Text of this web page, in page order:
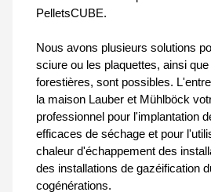
PelletsCUBE.
Nous avons plusieurs solutions
sciure ou les plaquettes, ainsi
forestières, sont possibles.
la maison Lauber et Mühlböck
professionnel pour l'implantation
efficaces de séchage et pour
chaleur d'échappement des
des installations de gazéification
cogénérations.